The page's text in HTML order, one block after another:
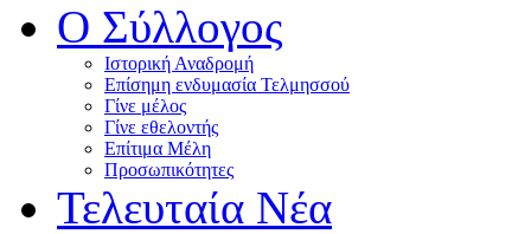
Ο Σύλλογος
Ιστορική Αναδρομή
Επίσημη ενδυμασία Τελμησσού
Γίνε μέλος
Γίνε εθελοντής
Επίτιμα Μέλη
Προσωπικότητες
Τελευταία Νέα